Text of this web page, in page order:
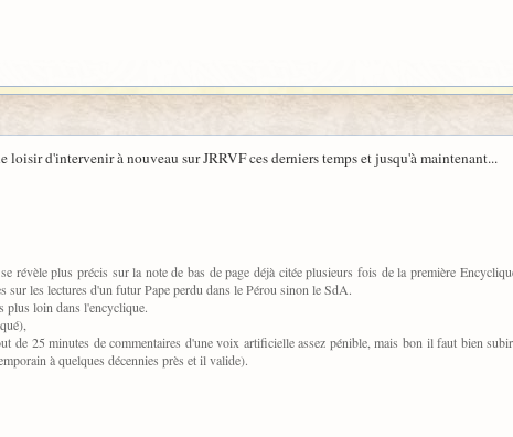
loisir d'intervenir à nouveau sur JRRVF ces derniers temps et jusqu'à maintenant...
révèle plus précis sur la note de bas de page déjà citée plusieurs fois de la première
sur les lectures d'un futur Pape perdu dans le Pérou sinon le SdA.
plus loin dans l'encyclique.
de 25 minutes de commentaires d'une voix artificielle assez pénible, mais bon il faut bien
à quelques décennies près et il valide).